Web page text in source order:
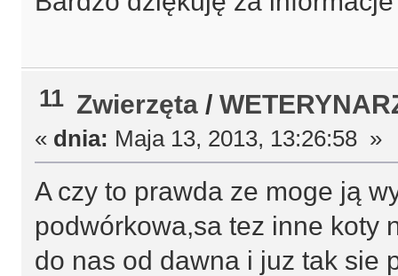
11 Zwierzęta /
« dnia: Maja 13, 2013, 13:26:58 »
A czy to prawda ze moge ją
podwórkowa,sa tez inne koty
do nas od dawna i juz tak sie